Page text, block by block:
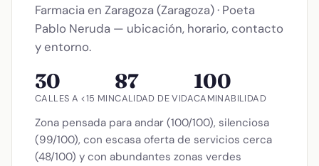
Farmacia en Zaragoza (Zaragoza) · Poeta
Pablo Neruda — ubicación, horario, contacto
y entorno.
30
CALLES A <15 MIN
87
CALIDAD DE VIDA
100
CAMINABILIDAD
Zona pensada para andar (100/100), silenciosa
(99/100), con escasa oferta de servicios cerca
(48/100) y con abundantes zonas verdes